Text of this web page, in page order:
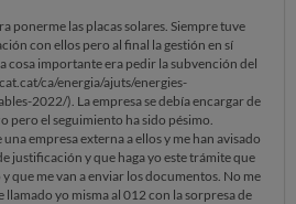
ponerme las placas solares. Siempre tuve
con ellos pero al final la gestión en sí
cosa importante era pedir la subvención del
ca/energia/ajuts/energies-
2022/). La empresa se debía encargar de
pero el seguimiento ha sido pésimo.
empresa externa a ellos y me han avisado
justificación y que haga yo este trámite que
que me van a enviar los documentos. No me
llamado yo misma al 012 con la sorpresa de